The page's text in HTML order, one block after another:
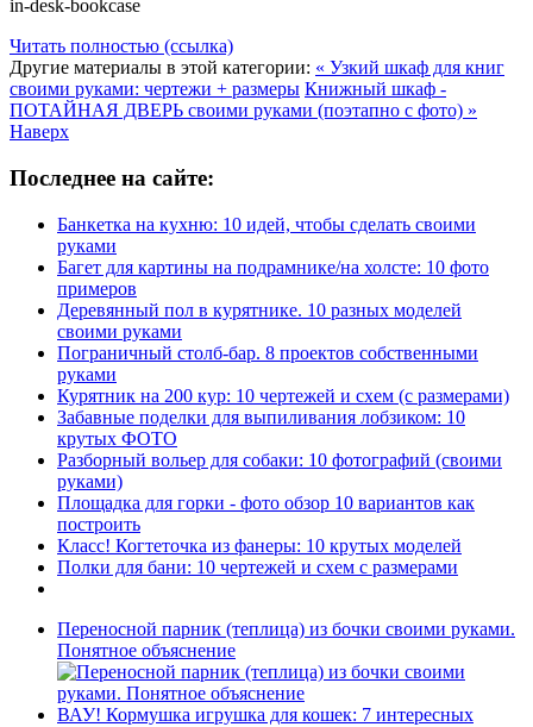
in-desk-bookcase
Читать полностью (ссылка)
Другие материалы в этой категории: « Узкий шкаф для книг
своими руками: чертежи + размеры Книжный шкаф -
ПОТАЙНАЯ ДВЕРЬ своими руками (поэтапно с фото) »
Наверх
Последнее на сайте:
Банкетка на кухню: 10 идей, чтобы сделать своими
руками
Багет для картины на подрамнике/на холсте: 10 фото
примеров
Деревянный пол в курятнике. 10 разных моделей
своими руками
Пограничный столб-бар. 8 проектов собственными
руками
Курятник на 200 кур: 10 чертежей и схем (с размерами)
Забавные поделки для выпиливания лобзиком: 10
крутых ФОТО
Разборный вольер для собаки: 10 фотографий (своими
руками)
Площадка для горки - фото обзор 10 вариантов как
построить
Класс! Когтеточка из фанеры: 10 крутых моделей
Полки для бани: 10 чертежей и схем с размерами
Переносной парник (теплица) из бочки своими руками.
Понятное объяснение
ВАУ! Кормушка игрушка для кошек: 7 интересных